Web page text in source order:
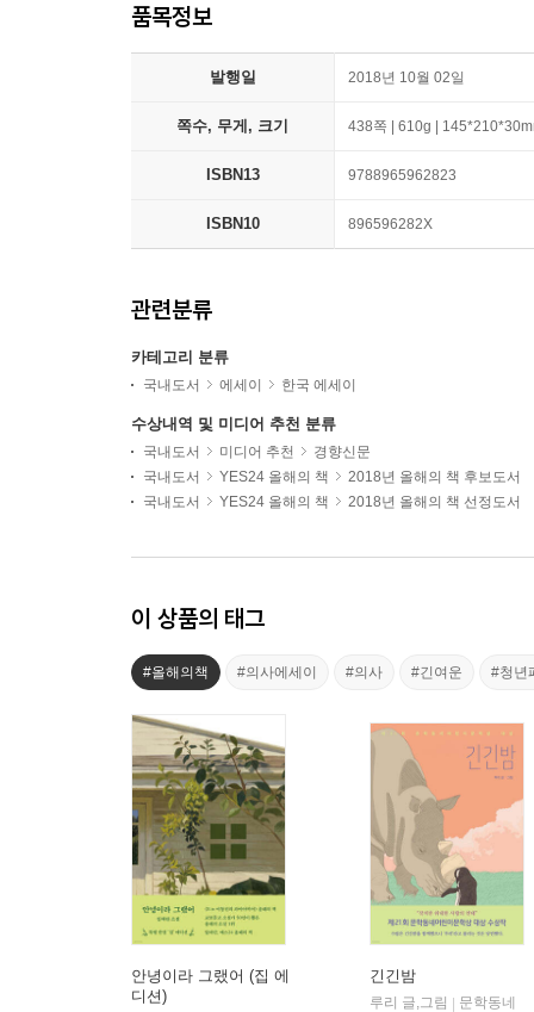
품목정보
발행일 2018년 10월 02일
쪽수, 무게, 크기 438쪽 | 610g |
ISBN13 9788965962823
ISBN10 896596282X
관련분류
카테고리 분류
국내도서 에세이 한국 에세이
수상내역 및 미디어 추천 분류
국내도서 미디어 추천
경향신문
국내도서
YES24 올해의 책
2018년 올해의 책 후보도서
국내도서
YES24 올해의 책 2018년 올해의 책 선정도서
이 상품의 태그
#올해의책 #의사에세이 #의사 #긴여운 #청년
안녕이라 그랬어 (집 에
디션)
긴긴밤
루리 글,그림
문학동네